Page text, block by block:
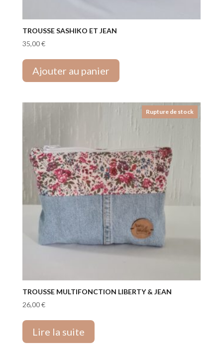
TROUSSE SASHIKO ET JEAN
35,00€
Ajouter au panier
Rupture de stock
TROUSSE MULTIFONCTION LIBERTY & JEAN
26,00€
Lire la suite